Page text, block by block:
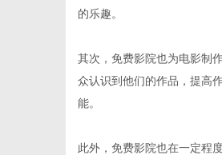
的乐趣。
其次，免费影院也为电影制
众认识到他们的作品，提高
能。
此外，免费影院也在一定程